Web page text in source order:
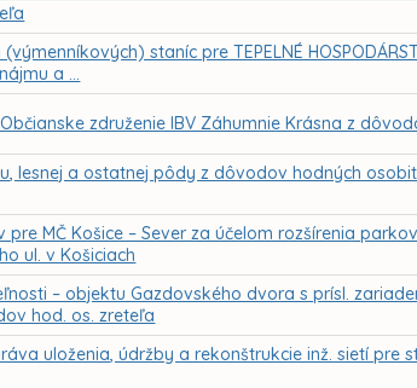
staníc pre TEPELNÉ
a ...
združenie IBV Záhumnie Krásna z
lesnej a ostatnej pôdy z dôvodov hodných
MČ Košice – Sever za účelom rozšírenia
ul. v Košiciach
– objektu Gazdovského dvora s prísl.
hod. os. zreteľa
uloženia, údržby a rekonštrukcie inž. sietí pre